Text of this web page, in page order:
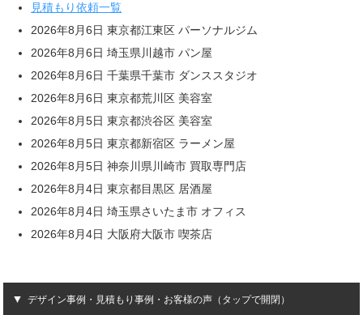
見積もり依頼一覧
2026年8月6日 東京都江東区 パーソナルジム
2026年8月6日 埼玉県川越市 パン屋
2026年8月6日 千葉県千葉市 ダンススタジオ
2026年8月6日 東京都荒川区 美容室
2026年8月5日 東京都渋谷区 美容室
2026年8月5日 東京都新宿区 ラーメン屋
2026年8月5日 神奈川県川崎市 買取専門店
2026年8月4日 東京都目黒区 居酒屋
2026年8月4日 埼玉県さいたま市 オフィス
2026年8月4日 大阪府大阪市 喫茶店
デザイン事例・見積もり事例・お客様の声（タップで開閉）